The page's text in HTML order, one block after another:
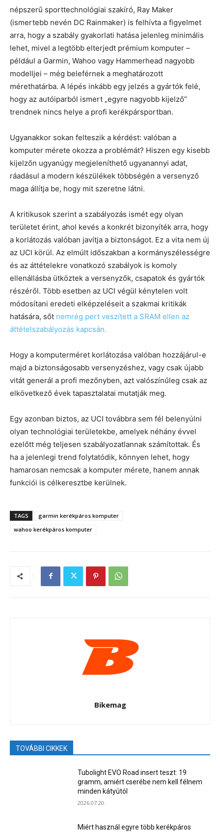
népszerű sporttechnológiai szakíró, Ray Maker
(ismertebb nevén DC Rainmaker) is felhívta a figyelmet
arra, hogy a szabály gyakorlati hatása jelenleg minimális
lehet, mivel a legtöbb elterjedt prémium komputer –
például a Garmin, Wahoo vagy Hammerhead nagyobb
modelljei – még beleférnek a meghatározott
mérethatárba. A lépés inkább egy jelzés a gyártók felé,
hogy az autóiparból ismert „egyre nagyobb kijelző”
trendnek nincs helye a profi kerékpársportban.
Ugyanakkor sokan felteszik a kérdést: valóban a
komputer mérete okozza a problémát? Hiszen egy kisebb
kijelzőn ugyanúgy megjeleníthető ugyanannyi adat,
ráadásul a modern készülékek többségén a versenyző
maga állítja be, hogy mit szeretne látni.
A kritikusok szerint a szabályozás ismét egy olyan
területet érint, ahol kevés a konkrét bizonyíték arra, hogy
a korlátozás valóban javítja a biztonságot. Ez a vita nem új
az UCI körül. Az elmúlt időszakban a kormányszélességre
és az áttételekre vonatkozó szabályok is komoly
ellenállásba ütköztek a versenyzők, csapatok és gyártók
részéről. Több esetben az UCI végül kénytelen volt
módosítani eredeti elképzeléseit a szakmai kritikák
hatására, sőt nemrég pert veszített a SRAM ellen az
áttételszabályozás kapcsán.
Hogy a komputerméret korlátozása valóban hozzájárul-e
majd a biztonságosabb versenyzéshez, vagy csak újabb
vitát generál a profi mezőnyben, azt valószínűleg csak az
elkövetkező évek tapasztalatai mutatják meg.
Egy azonban biztos, az UCI továbbra sem fél belenyúlni
olyan technológiai területekbe, amelyek néhány évvel
ezelőtt még teljesen szabályozatlannak számítottak. És
ha a jelenlegi trend folytatódik, könnyen lehet, hogy
hamarosan nemcsak a komputer mérete, hanem annak
funkciói is célkeresztbe kerülnek.
TAGS
garmin kerékpáros komputer
wahoo kerékpáros komputer
Bikemag
TOVÁBBI CIKKEK
Tubolight EVO Road insert teszt: 19
gramm, amiért cserébe nem kell félnem
minden kátyútól
2026.07.20.
Miért használ egyre több kerékpáros